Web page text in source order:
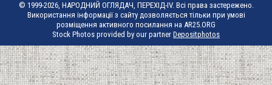
© 1999-2026, НАРОДНИЙ ОГЛЯДАЧ, ПЕРЕХІД-IV. Всі права застережено.
Використання інформації з сайту дозволяється тільки при умові
розміщення активного посилання на AR25.ORG
Stock Photos provided by our partner Depositphotos